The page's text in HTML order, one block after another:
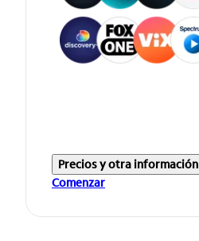
Precios y otra información
Comenzar